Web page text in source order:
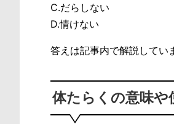
C.だらしない
D.情けない
答えは記事内で解説してい
体たらくの意味や